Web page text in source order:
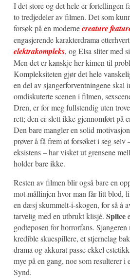
I det store og det hele er fortellingen
to tredjedeler av filmen. Det som
forsøk på en modernecreature
engasjerende karakterdrama
elektrakompleks, og Elsa sliter med
Men det er kanskje her kimen til
Kompleksiteten gjør det hele
en del av sjangerforventningene skal
omdiskuterte scenen i filmen,
Dren, er for meg fullstendig uten
rett; den er slett ikke gjennomført på
Den bare mangler en solid
prøver å få frem at forsøket i seg selv
eksistens – har visket ut grensene
holder bare ikke.
Resten av filmen blir også bare en
mot mållinjen hvor man får litt blod,
en dæsj skummelt-i-skogen, for så å
tarvelig med en utbrukt klisjé. Splice
godteposen for horrorfans. Sjangeren
kredible skuespillere, et stjernelag
drama og akkurat passe ekkel
mye på en gang, noe som resulterer i
Synd.